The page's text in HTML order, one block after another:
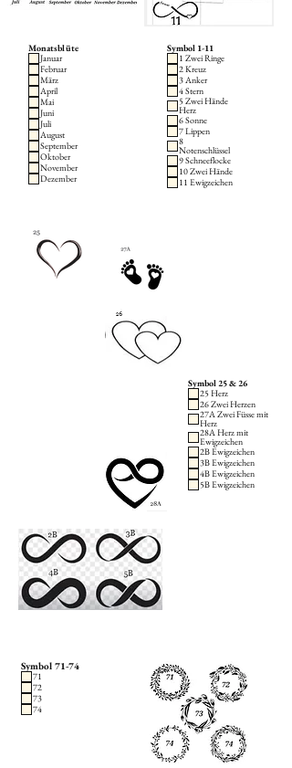
Monatsblüte
Januar
Februar
März
April
Mai
Juni
Juli
August
September
Oktober
November
Dezember
Symbol 1-11
1 Zwei Ringe
2 Kreuz
3 Anker
4 Stern
5 Zwei Hände
Herz
6 Sonne
7 Lippen
8
Notenschlüssel
9 Schneeflocke
10 Zwei Hände
11 Ewigzeichen
Symbol 25 & 26
25 Herz
26 Zwei Herzen
27A Zwei Füsse mit
Herz
28A Herz mit
Ewigzeichen
2B Ewigzeichen
3B Ewigzeichen
4B Ewigzeichen
5B Ewigzeichen
Symbol 71-74
71
72
73
74